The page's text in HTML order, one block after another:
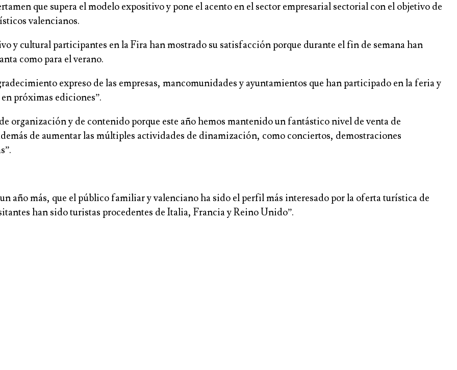
que supera el modelo expositivo y pone el acento en el sector empresarial sectorial con el objetivo de
valencianos.
y cultural participantes en la Fira han mostrado su satisfacción porque durante el fin de semana han
como para el verano.
expreso de las empresas, mancomunidades y ayuntamientos que han participado en la feria y
próximas ediciones”.
organización y de contenido porque este año hemos mantenido un fantástico nivel de venta de
de aumentar las múltiples actividades de dinamización, como conciertos, demostraciones
año más, que el público familiar y valenciano ha sido el perfil más interesado por la oferta turística de
han sido turistas procedentes de Italia, Francia y Reino Unido”.